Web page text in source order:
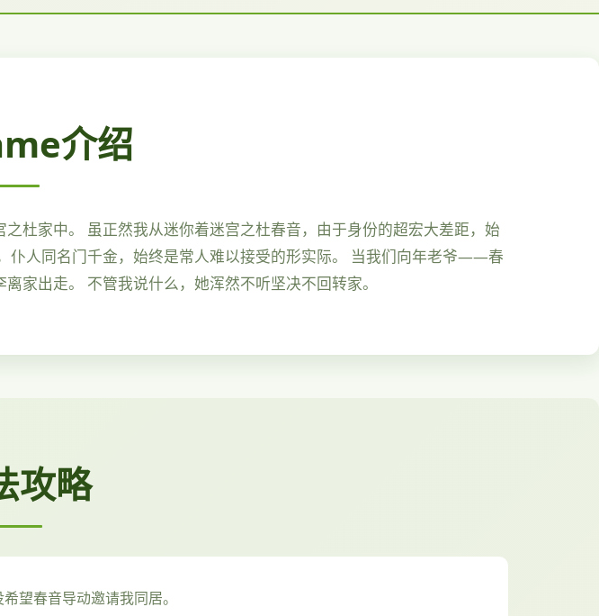
介绍
杜家中。 虽正然我从迷你着迷宫之杜春音，由于身份的超宏大差距，始
仆人同名门千金，始终是常人难以接受的形实际。 当我们向年老爷——春
家出走。 不管我说什么，她浑然不听坚决不回转家。
攻略
望春音导动邀请我同居。